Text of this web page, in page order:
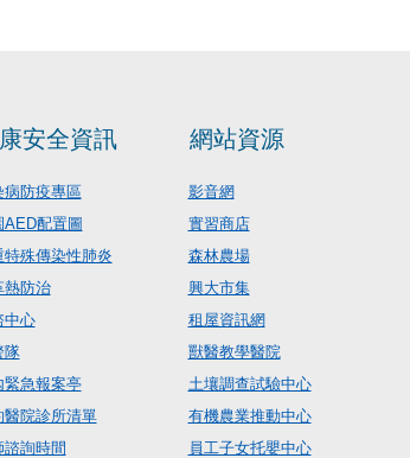
安全資訊
病防疫專區
AED配置圖
特殊傳染性肺炎
熱防治
中心
隊
緊急報案亭
醫院診所清單
諮詢時間
網站資源
影音網
實習商店
森林農場
興大市集
租屋資訊網
獸醫教學醫院
土壤調查試驗中心
有機農業推動中心
員工子女托嬰中心